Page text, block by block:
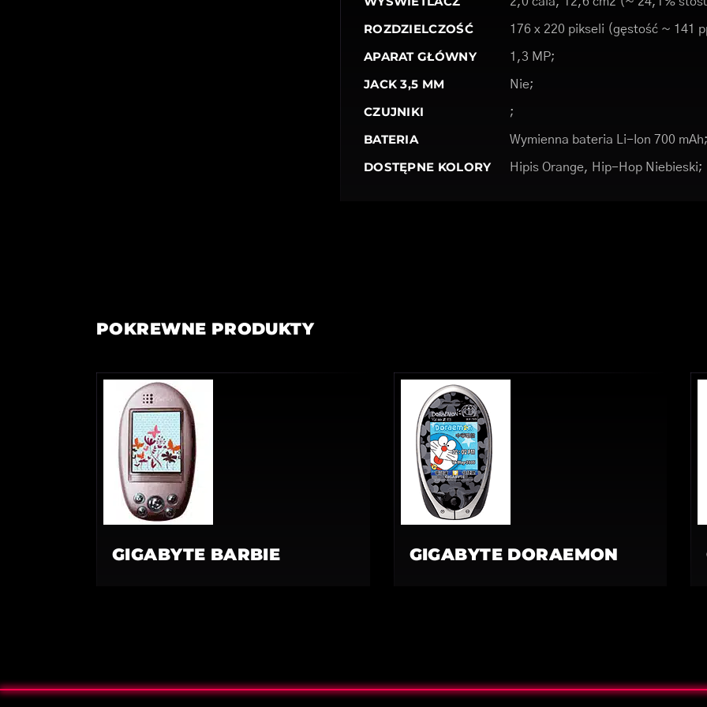
ROZDZIELCZOŚĆ 176 x 220 pikseli (gęstość ~ 141
APARAT GŁÓWNY 1,3 MP;
JACK 3,5 MM Nie;
CZUJNIKI ;
BATERIA Wymienna bateria Li-Ion 700 mAh;
DOSTĘPNE KOLORY Hipis Orange, Hip-Hop Niebieski;
POKREWNE PRODUKTY
GIGABYTE BARBIE GIGABYTE DORAEMON